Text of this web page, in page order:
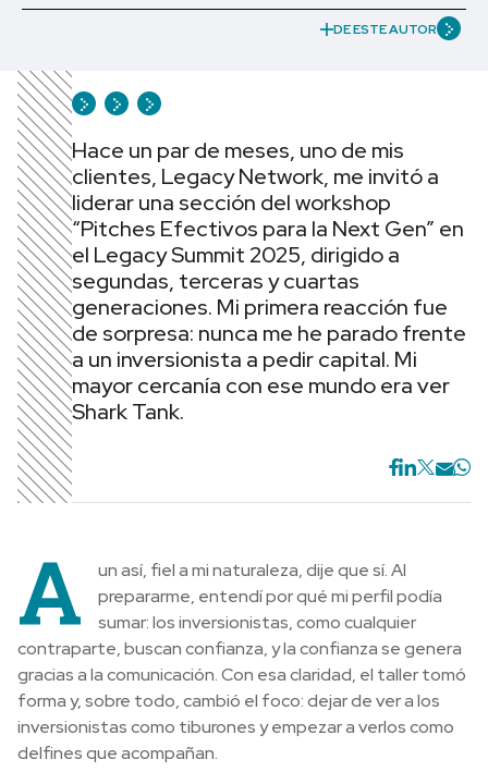
DE ESTE AUTOR
Hace un par de meses, uno de mis
clientes, Legacy Network, me invitó a
liderar una sección del workshop
“Pitches Efectivos para la Next Gen” en
el Legacy Summit 2025, dirigido a
segundas, terceras y cuartas
generaciones. Mi primera reacción fue
de sorpresa: nunca me he parado frente
a un inversionista a pedir capital. Mi
mayor cercanía con ese mundo era ver
Shark Tank.
A
un así, fiel a mi naturaleza, dije que sí. Al
prepararme, entendí por qué mi perfil podía
sumar: los inversionistas, como cualquier
contraparte, buscan confianza, y la confianza se genera
gracias a la comunicación. Con esa claridad, el taller tomó
forma y, sobre todo, cambió el foco: dejar de ver a los
inversionistas como tiburones y empezar a verlos como
delfines que acompañan.